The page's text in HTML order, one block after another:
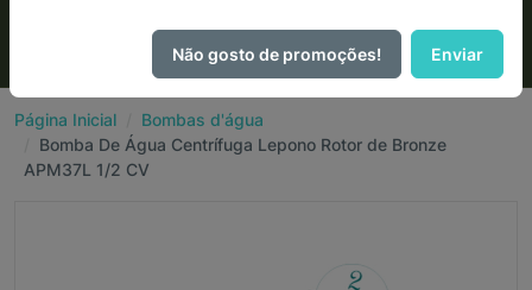
Página Inicial
Bombas d'água
Bomba De Água Centrífuga Lepono Rotor de Bronze
APM37L 1/2 CV
Não gosto de promoções! Enviar